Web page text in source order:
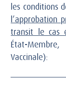
les conditions
l’approbation
transit le cas
État-
Vaccinale):